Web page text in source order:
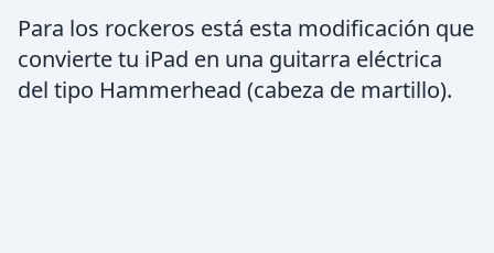
Para los rockeros está esta modificación que
convierte tu iPad en una guitarra eléctrica
del tipo Hammerhead (cabeza de martillo).